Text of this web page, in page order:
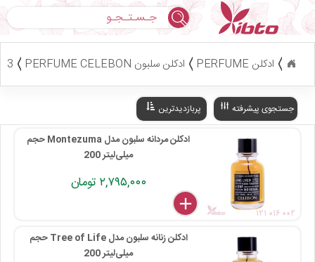
جستجو
ادکلن PERFUME ادکلن سلبون PERFUME CELEBON 3 کالا
جستجوی پیشرفته پربازدیدترین
ادکلن مردانه سلبون مدل Montezuma حجم
200 میلی‌لیتر
۲,۷۹۵,۰۰۰ تومان
delete
remove
add
۱۲۱ ۰۱۶ ۰۰۲
ادکلن زنانه سلبون مدل Tree of Life حجم
200 میلی‌لیتر